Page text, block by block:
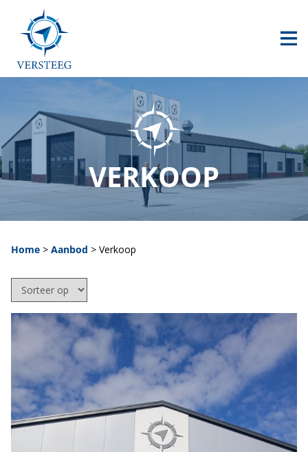
HOME
AANBOD
CONTACT
0517 240 500
info@versteegheftrucks.nlVERKOOP
Home > Aanbod > Verkoop